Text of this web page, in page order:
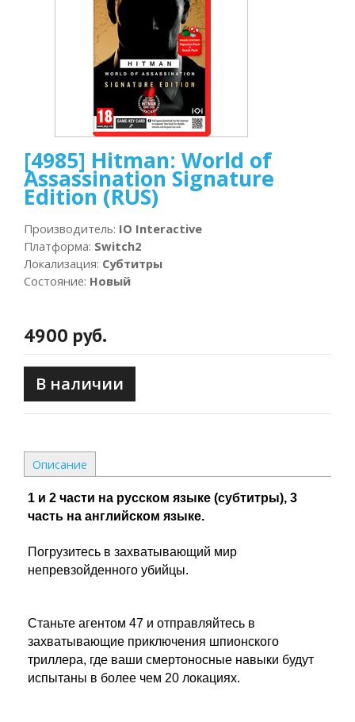
[4985] Hitman: World of
Assassination Signature
Edition (RUS)
Производитель: IO Interactive
Платформа: Switch2
Локализация: Субтитры
Состояние: Новый
4900 руб.
В наличии
Описание
1 и 2 части на русском языке (субтитры), 3
часть на английском языке.
Погрузитесь в захватывающий мир
непревзойденного убийцы.
Станьте агентом 47 и отправляйтесь в
захватывающие приключения шпионского
триллера, где ваши смертоносные навыки будут
испытаны в более чем 20 локациях.